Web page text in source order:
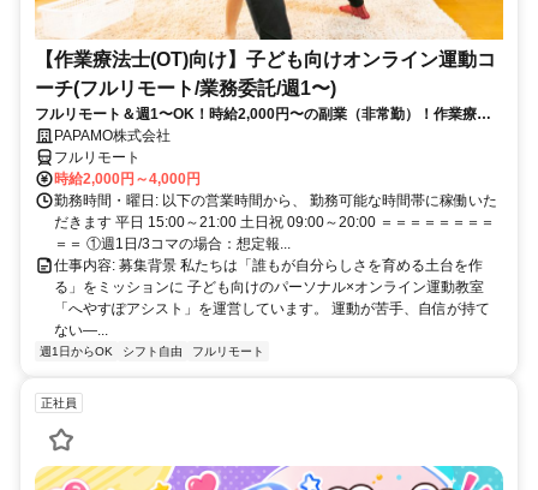
【作業療法士(OT)向け】子ども向けオンライン運動コ
ーチ(フルリモート/業務委託/週1〜)
フルリモート＆週1〜OK！時給2,000円〜の副業（非常勤）！作業療法
士として培ってきた経験を活かしながら、スキマ時間で子どもを支援で
きるお仕事です◎
PAPAMO株式会社
フルリモート
時給2,000円～4,000円
勤務時間・曜日: 以下の営業時間から、 勤務可能な時間帯に稼働いた
だきます 平日 15:00～21:00 土日祝 09:00～20:00 ＝＝＝＝＝＝＝＝
＝＝ ①週1日/3コマの場合：想定報...
仕事内容: 募集背景 私たちは「誰もが自分らしさを育める土台を作
る」をミッションに 子ども向けのパーソナル×オンライン運動教室
「へやすぽアシスト」を運営しています。 運動が苦手、自信が持て
ない—...
週1日からOK シフト自由 フルリモート
正社員